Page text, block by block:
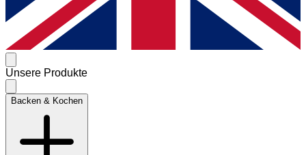
Unsere Produkte
Backen & Kochen